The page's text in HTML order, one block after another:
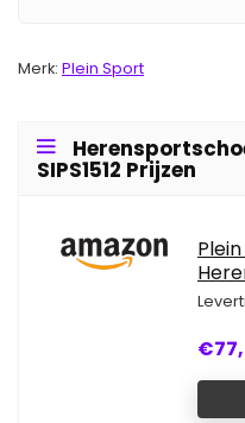
Merk: Plein Sport
SIPS1512 Prijzen
Plein